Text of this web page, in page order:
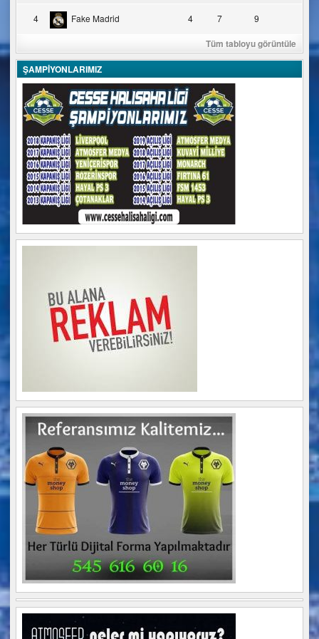
4 Fake Madrid 4 7 9
Tüm tabloyu görüntüle
ŞAMPİYONLARIMIZ